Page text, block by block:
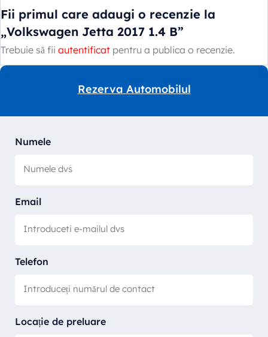
Fii primul care adaugi o recenzie la
„Volkswagen Jetta 2017 1.4 B”
Trebuie să fii autentificat pentru a publica o recenzie.
Rezerva Automobilul
Numele
Email
Telefon
Locație de preluare